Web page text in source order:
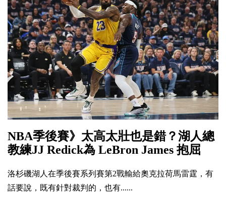
NBA季後賽》太高太壯也是錯？湖人總
教練JJ Redick為 LeBron James 抱屈
洛杉磯湖人在季後賽系列賽第2戰輸給奧克拉荷馬雷霆，有
話要說，既有針對裁判的，也有......